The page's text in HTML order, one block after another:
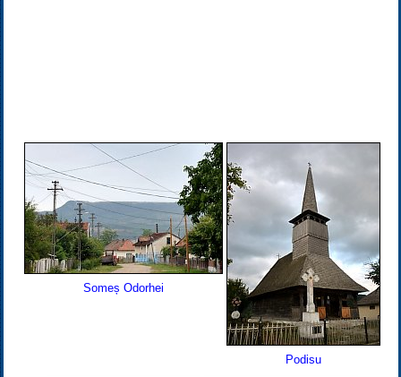
Someș Odorhei
Podisu